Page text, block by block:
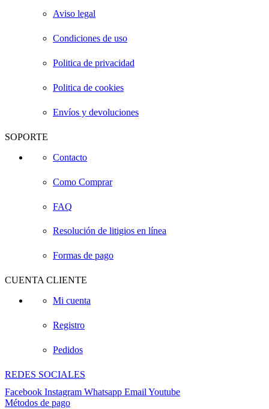
Aviso legal
Condiciones de uso
Politica de privacidad
Politica de cookies
Envíos y devoluciones
SOPORTE
Contacto
Como Comprar
FAQ
Resolución de litigios en línea
Formas de pago
CUENTA CLIENTE
Mi cuenta
Registro
Pedidos
REDES SOCIALES
Facebook Instagram Whatsapp Email Youtube
Métodos de pago